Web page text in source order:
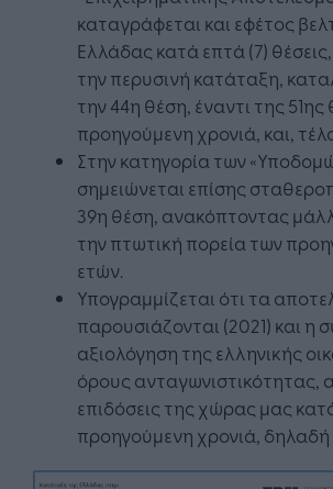
καταγράφεται και εφέτος
Ελλάδας κατά επτά (7)
την περυσινή κατάταξη,
την 44η θέση, έναντι της
προηγούμενη χρονιά, και,
Στην κατηγορία των
σημειώνεται επίσης
39η θέση, ανακόπτοντας
την πτωτική πορεία των
ετών.
Υπογραμμίζεται ότι τα
παρουσιάζονται (2021) και η
αξιολόγηση της ελληνικής
όρους ανταγωνιστικότητας,
επιδόσεις της χώρας μας
προηγούμενη χρονιά, δηλαδή